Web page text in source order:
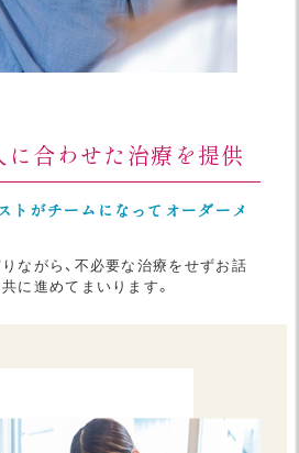
合わせた 治療を提供
トがチームになってオーダーメ
ながら、不必要な治療をせずお話
に進めてまいります。